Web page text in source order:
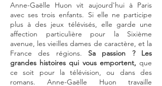
Anne-Gaëlle Huon vit aujourd'hui à Paris
avec ses trois enfants. Si elle ne participe
plus à des jeux télévisés, elle garde une
affection particulière pour la Sixième
avenue, les vieilles dames de caractère, et la
France des régions. Sa passion ? Les
grandes histoires qui vous emportent, que
ce soit pour la télévision, ou dans des
romans. Anne-Gaëlle Huon travaille